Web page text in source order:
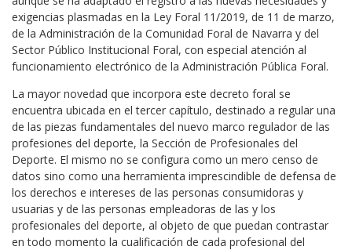
exigencias plasmadas en la Ley Foral 11/2019, de 11 de marzo,
de la Administración de la Comunidad Foral de Navarra y del
Sector Público Institucional Foral, con especial atención al
funcionamiento electrónico de la Administración Pública Foral.
La mayor novedad que incorpora este decreto foral se
encuentra ubicada en el tercer capítulo, destinado a regular una
de las piezas fundamentales del nuevo marco regulador de las
profesiones del deporte, la Sección de Profesionales del
Deporte. El mismo no se configura como un mero censo de
datos sino como una herramienta imprescindible de defensa de
los derechos e intereses de las personas consumidoras y
usuarias y de las personas empleadoras de las y los
profesionales del deporte, al objeto de que puedan contrastar
en todo momento la cualificación de cada profesional del